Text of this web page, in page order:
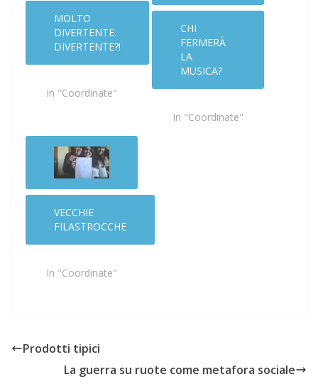
MOLTO
DIVERTENTE.
DIVERTENTE?!
In "Coordinate"
CHI
FERMERÀ
LA
MUSICA?
In "Coordinate"
VECCHIE
FILASTROCCHE
In "Coordinate"
Prodotti tipici
La guerra su ruote come metafora sociale